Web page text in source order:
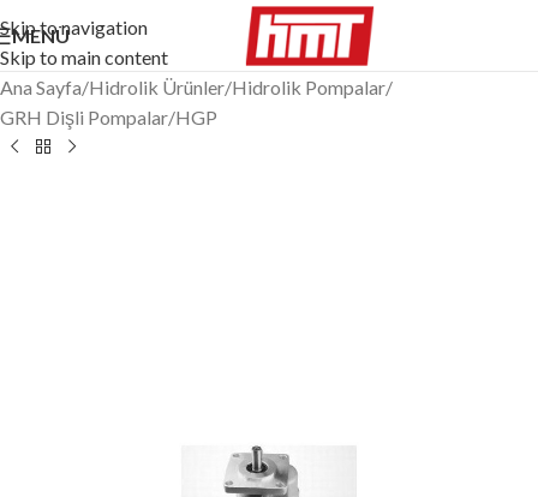
Skip to navigation
Skip to main content
MENÜ
Ana Sayfa/Hidrolik Ürünler/Hidrolik Pompalar/
GRH Dişli Pompalar/HGP